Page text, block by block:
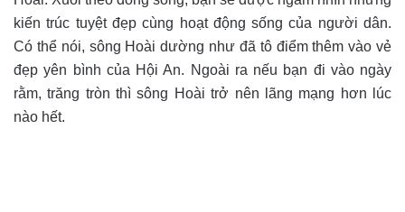
kiến trúc tuyệt đẹp cùng hoạt động sống của người dân.
Có thể nói, sông Hoài dường như đã tô điểm thêm vào vẻ
đẹp yên bình của Hội An. Ngoài ra nếu bạn đi vào ngày
rằm, trăng tròn thì sông Hoài trở nên lãng mạng hơn lúc
nào hết.